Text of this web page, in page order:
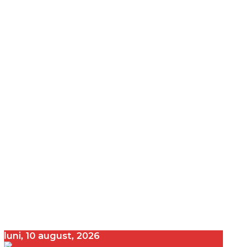
luni, 10 august, 2026